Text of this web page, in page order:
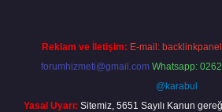
Reklam ve İletişim: E-mail:
forumhizmeti@gmail.com Whatsapp:
@karabul
Yasal Uyarı: Sitemiz, 5651 Sayılı Kanun